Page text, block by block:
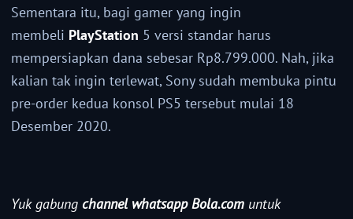
Sementara itu, bagi gamer yang ingin
membeli PlayStation 5 versi standar harus
mempersiapkan dana sebesar Rp8.799.000. Nah, jika
kalian tak ingin terlewat, Sony sudah membuka pintu
pre-order kedua konsol PS5 tersebut mulai 18
Desember 2020.
Yuk gabung channel whatsapp Bola.com untuk